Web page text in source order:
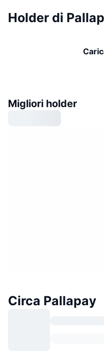
Holder di
Migliori holder
Circa Pallapay